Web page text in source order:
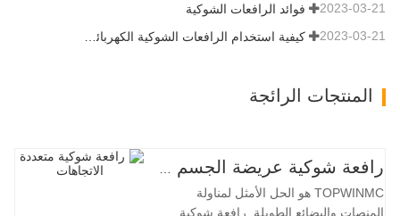
فوائد الرافعات الشوكية 2023-03-21
كيفية استخدام الرافعات الشوكية الكهربائية بشكل صحيح 2023-03-21
المنتجات الرائجة
رافعة شوكية عريضة الجسم متعددة الاتجاهات 3.5-5.0 طن
TOPWINMC هو الحل الأمثل لمناولة
المنصات والبضائع الطويلة. رافعة شوكية